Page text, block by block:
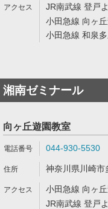
JR南武線 登戸
小田急線 向ヶ
小田急線 和泉
湘南ゼミナール
向ヶ丘遊園教室
044-930-5530
神奈川県川崎
小田急線 向ヶ
JR南武線 登戸